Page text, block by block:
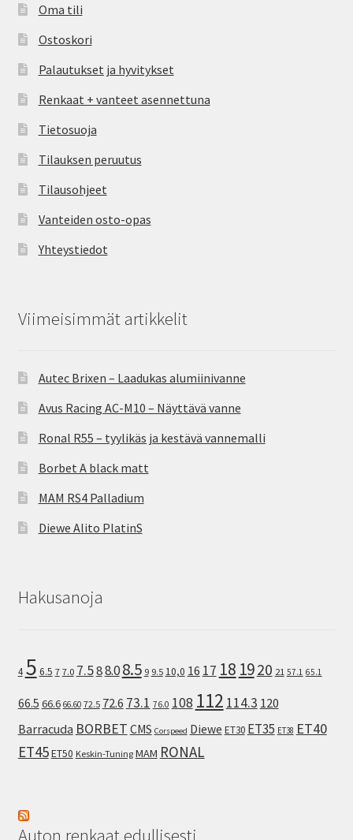
Oma tili
Ostoskori
Palautukset ja hyvitykset
Renkaat + vanteet asennettuna
Tietosuoja
Tilauksen peruutus
Tilausohjeet
Vanteiden osto-opas
Yhteystiedot
Viimeisimmät artikkelit
Autec Brixen – Laadukas alumiinivanne
Avus Racing AC-M10 – Näyttävä vanne
Ronal R55 – tyylikäs ja kestävä vannemalli
Borbet A black matt
MAM RS4 Palladium
Diewe Alito PlatinS
Hakusanoja
4 5 6.5 7 7.0 7.588.08.5 9 9.5 10,0 16 17 18 1920 21 57.1 65.1
66.5 66.6 66.60 72.5 72.6 73.1 76.0 108 112 114.3 120
Barracuda BORBET CMS Corspeed Diewe ET30 ET35 ET38 ET40
ET45ET50 Keskin-Tuning MAM RONAL
Auton renkaat edullisesti